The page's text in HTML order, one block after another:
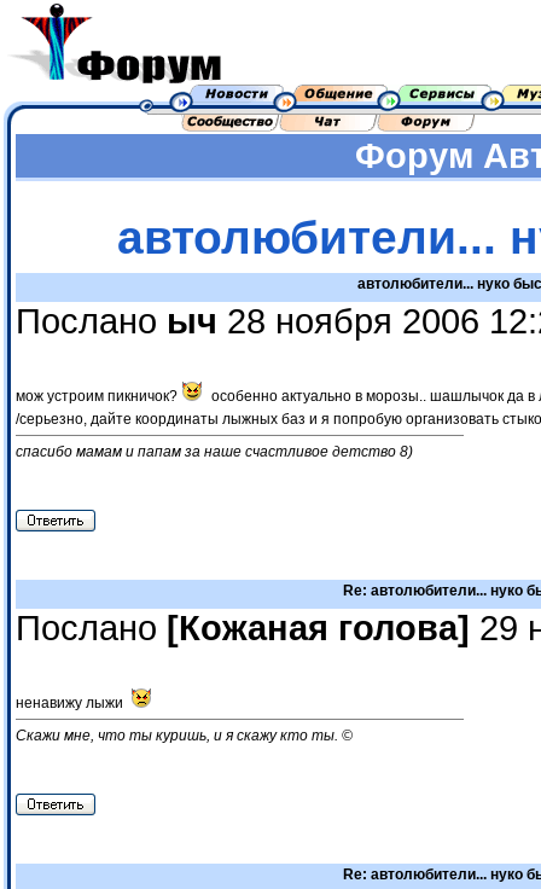
Форум
автолюбители...
автолюбители... нуко
Послано ыч 28 ноября 2006
мож устроим пикничок?
особенно актуально в морозы.. шашлычок да в
/серьезно, дайте координаты лыжных баз и я попробую организовать
спасибо мамам и папам за наше счастливое детство 8)
Re: автолюбители... нуко
Послано [Кожаная голова] 29
ненавижу лыжи
Скажи мне, что ты куришь, и я скажу кто ты. ©
Re: автолюбители... нуко